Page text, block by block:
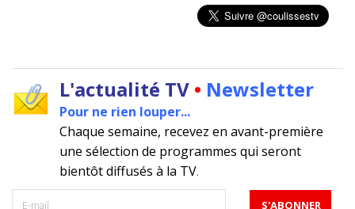
L'actualité TV • Newsletter
Pour ne rien louper...
Chaque semaine, recevez en avant-première
une sélection de programmes qui seront
bientôt diffusés à la TV.